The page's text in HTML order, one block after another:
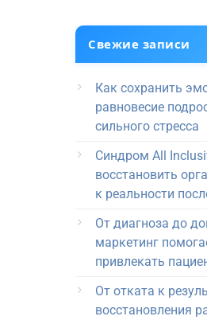
Свежие записи
Как сохранить
равновесие
сильного стресса
Синдром All
восстановить
к реальности
От диагноза до
маркетинг
привлекать
От отката к
восстановления